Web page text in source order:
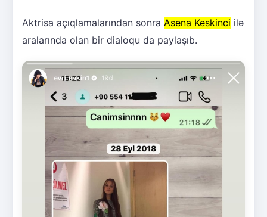
Aktrisa açıqlamalarından sonra Asena Keskinci ilə
aralarında olan bir dialoqu da paylaşıb.